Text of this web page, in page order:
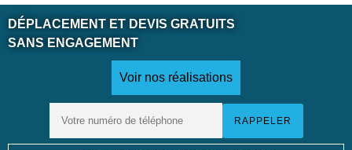
DÉPLACEMENT ET DEVIS GRATUITS
SANS ENGAGEMENT
Voir nos réalisations